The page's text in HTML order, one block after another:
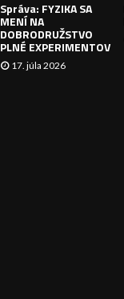
Správa: FYZIKA SA
MENÍ NA
DOBRODRUŽSTVO
PLNÉ EXPERIMENTOV
17. júla 2026